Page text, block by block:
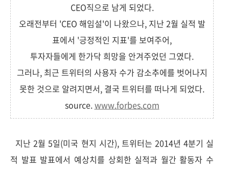
CEO직으로 남게 되었다.
오래전부터 'CEO 해임설'이 나왔으나, 지난 2월 실적 발
표에서 '긍정적인 지표'를 보여주어,
투자자들에게 한가닥 희망을 안겨주었던 그였다.
그러나, 최근 트위터의 사용자 수가 감소추에를 벗어나지
못한 것으로 알려지면서, 결국 트위터를 떠나게 되었다.
source.www.forbes.com
지난 2월 5일(미국 현지 시간), 트위터는 2014년 4분기 실
적 발표 발표에서 예상치를 상회한 실적과 월간 활동자 수